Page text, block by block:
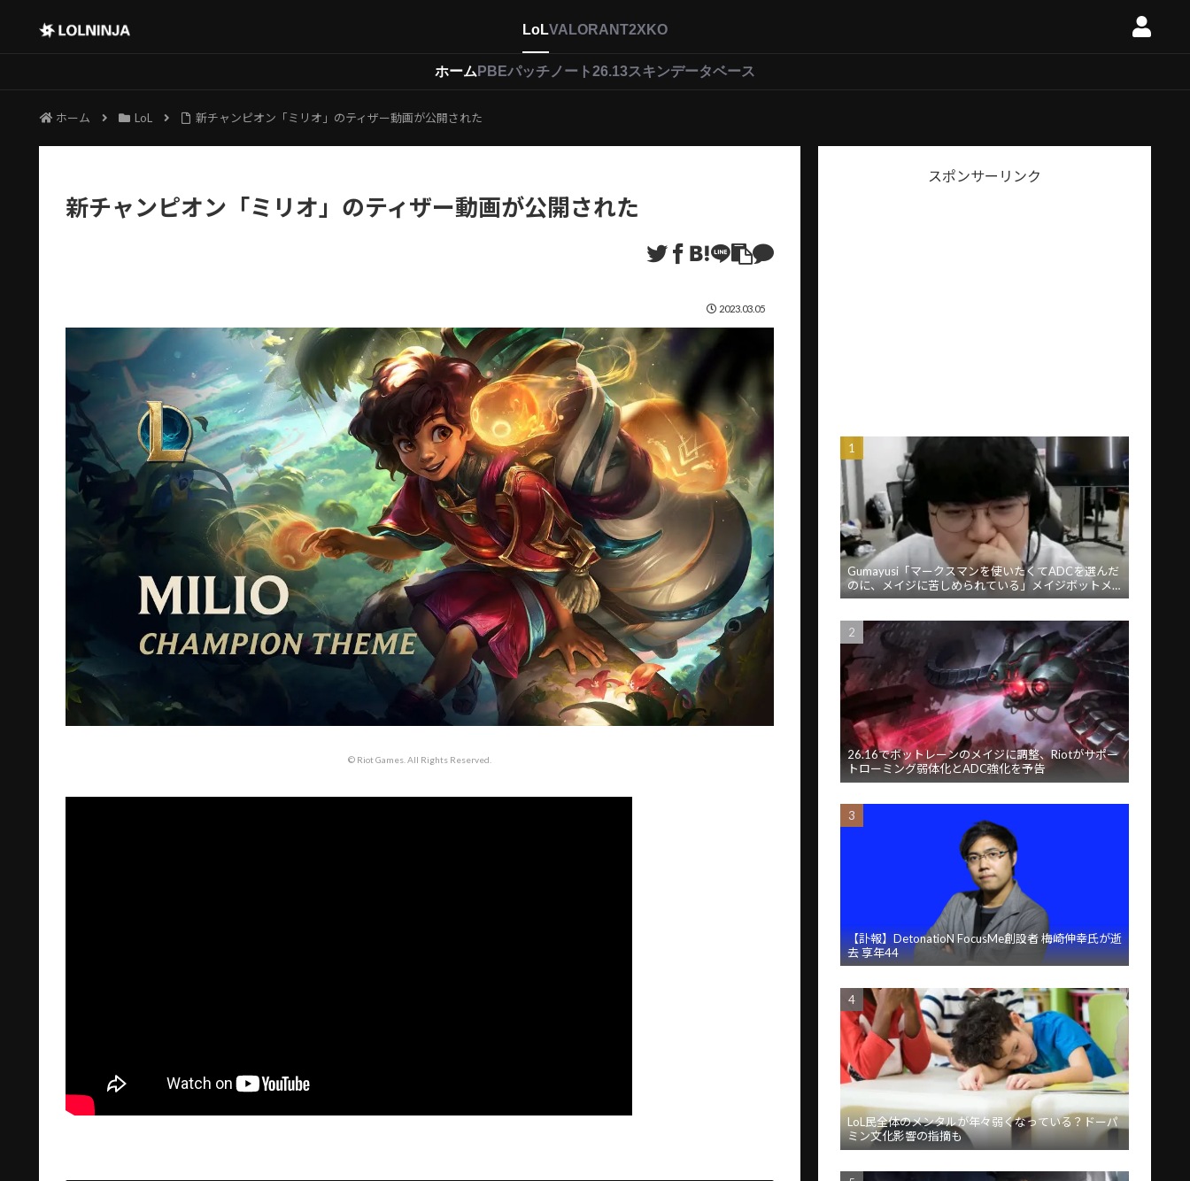
LoLVALORANT2XKO
ホーム PBEパッチノート26.13スキンデータベース
ホーム LoL 新チャンピオン「ミリオ」のティザー動画が公開された
新チャンピオン「ミリオ」のティザー動画が公開された
2023.03.05
© Riot Games. All Rights Reserved.
スポンサーリンク
Gumayusi「マークスマンを使いたくてADCを選んだ
のに、メイジに苦しめられている」メイジボットメ
タに苦言
26.16でボットレーンのメイジに調整、Riotがサポー
トローミング弱体化とADC強化を予告
【訃報】DetonatioN FocusMe創設者 梅崎伸幸氏が逝
去 享年44
LoL民全体のメンタルが年々弱くなっている？ドーパ
ミン文化影響の指摘も